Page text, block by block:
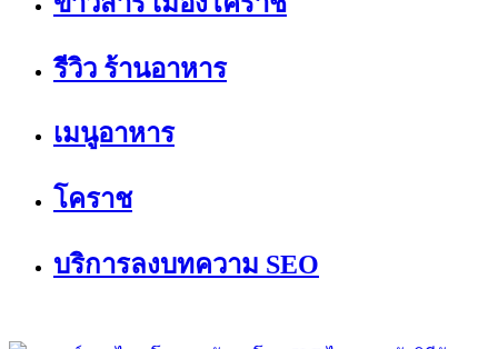
รีวิว ร้านอาหาร
เมนูอาหาร
โคราช
บริการลงบทความ SEO